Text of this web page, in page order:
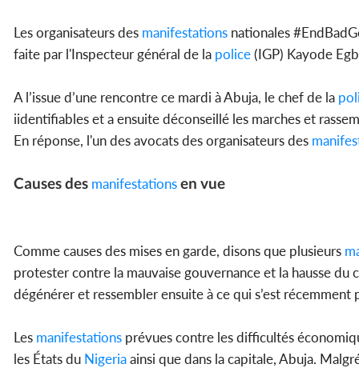
Les organisateurs des manifestations nationales
faite par l'Inspecteur général de la police(IGP) Kayode
A l’issue d’une rencontre ce mardi à Abuja, le chef de la
iidentifiables et a ensuite déconseillé les marches et
En réponse, l'un des avocats des organisateurs des
Causes des manifestationsen vue
Comme causes des mises en garde, disons que plusieurs
protester contre la mauvaise gouvernance et la hausse du
dégénérer et ressembler ensuite à ce qui s’est récemment
Les manifestations prévues contre les difficultés
les États du Nigeriaainsi que dans la capitale, Abuja.